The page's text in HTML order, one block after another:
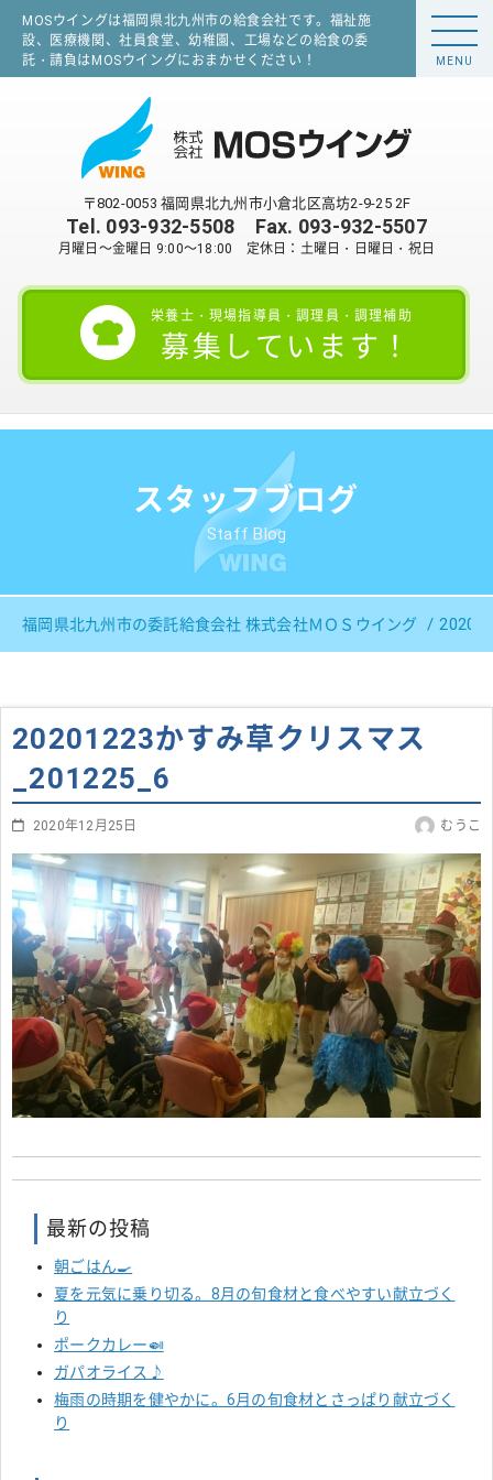
MOSウイングは福岡県北九州市の給食会社です。福祉施
設、医療機関、社員食堂、幼稚園、工場などの給食の委
託・請負はMOSウイングにおまかせください！
〒802-0053 福岡県北九州市小倉北区高坊2-9-25 2F
Tel. 093-932-5508 Fax. 093-932-5507
月曜日～金曜日 9:00～18:00 定休日：土曜日・日曜日・祝日
栄養士・現場指導員・調理員・調理補助
募集しています！
MENU
スタッフブログ
Staff Blog
福岡県北九州市の委託給食会社 株式会社ＭＯＳウイング
20201223かすみ草クリスマス
_201225_6
2020年12月25日 むうこ
最新の投稿
朝ごはん🍳
夏を元気に乗り切る。8月の旬食材と食べやすい献立づく
り
ポークカレー🍛
ガパオライス♪
梅雨の時期を健やかに。6月の旬食材とさっぱり献立づく
り